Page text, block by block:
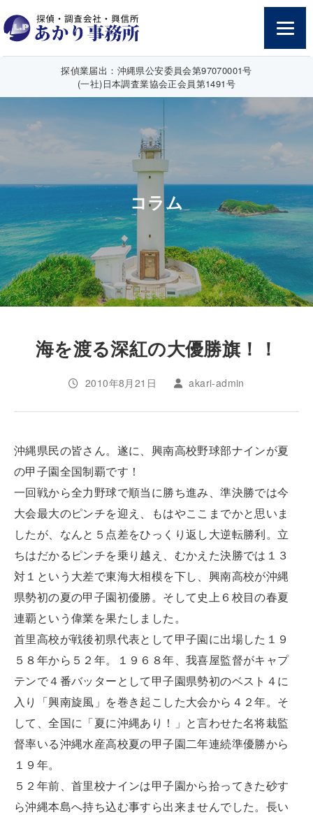
探偵業届出：沖縄県公安委員会第97070001号
(一社)日本調査業協会正会員第1491号
コラム
海を渡る深紅の大優勝旗！！
2010年8月21日 akari-admin
沖縄県民の皆さん。遂に、興南高校野球部ナインが夏
の甲子園全国制覇です！
一回戦から全力野球で順当に勝ち進み、準決勝では今
大会最大のピンチを迎え、もはやここまでかと思いま
したが、なんと５点差をひっくり返し大逆転勝利。立
ちはだかるピンチを乗り越え、むかえた決勝では１３
対１という大差で東海大相模を下し、興南高校が沖縄
県勢初の夏の甲子園初優勝。そして史上６校目の春夏
連覇という偉業を果たしました。
首里高校が戦後初県代表として甲子園に出場した１９
５８年から５２年。１９６８年、我喜屋監督がキャプ
テンで４番バッターとして甲子園県勢初のベスト４に
入り「興南旋風」を巻き起こした大会から４２年。そ
して、全国に「夏に沖縄あり！」と言わせた名将栽監
督率いる沖縄水産高校夏の甲子園二年連続準優勝から
１９年。
５２年前、首里校ナインは甲子園から拾ってきた砂す
ら沖縄本島へ持ち込む事すら出来ませんでした。長い